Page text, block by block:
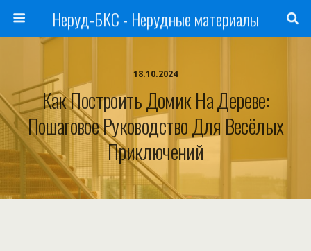
Неруд-БКС - Нерудные материалы
18.10.2024
Как Построить Домик На Дереве:
Пошаговое Руководство Для Весёлых
Приключений